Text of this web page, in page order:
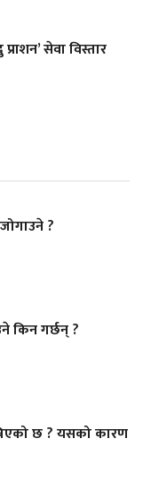
सेवा विस्तार
?
किन गर्छन् ?
छ ? यसको कारण